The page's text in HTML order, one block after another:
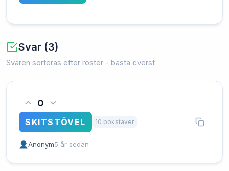
Svar (3)
Svaren sorteras efter röster - bästa överst
0
SKITSTÖVEL 10 bokstäver
Anonym5 år sedan